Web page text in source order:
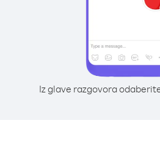
Iz glave razgovora